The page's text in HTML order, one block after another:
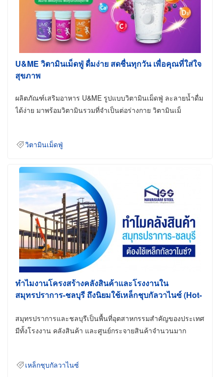
U&ME วิตามินเม็ดฟู่ ดื่มง่าย สดชื่นทุกวัน เพื่อคุณที่ใส่ใจ
สุขภาพ
ผลิตภัณฑ์เสริมอาหาร U&ME รูปแบบวิตามินเม็ดฟู่ ละลายน้ำดื่ม
ได้ง่าย มาพร้อมวิตามินรวมที่จำเป็นต่อร่างกาย วิตามินเม็
วิตามินเม็ดฟู่
ทำไมงานโครงสร้างคลังสินค้าและโรงงานใน
สมุทรปราการ-ชลบุรี ถึงนิยมใช้เหล็กชุบกัลวาไนซ์ (Hot-
สมุทรปราการและชลบุรีเป็นพื้นที่อุตสาหกรรมสำคัญของประเทศ
มีทั้งโรงงาน คลังสินค้า และศูนย์กระจายสินค้าจำนวนมาก
เหล็กชุบกัลวาไนซ์